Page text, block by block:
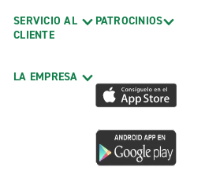
SERVICIO AL
CLIENTE
LA EMPRESA
PATROCINIOS